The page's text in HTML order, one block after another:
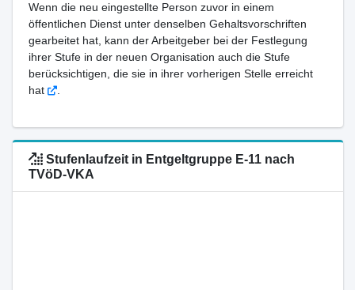
Wenn die neu eingestellte Person zuvor in einem
öffentlichen Dienst unter denselben Gehaltsvorschriften
gearbeitet hat, kann der Arbeitgeber bei der Festlegung
ihrer Stufe in der neuen Organisation auch die Stufe
berücksichtigen, die sie in ihrer vorherigen Stelle erreicht
hat
.
Stufenlaufzeit in Entgeltgruppe E-11 nach
TVöD-VKA